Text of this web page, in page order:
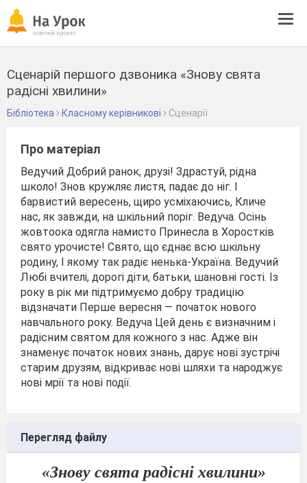
Сценарій першого дзвоника «Знову свята
радісні хвилини»
Бібліотека Класному керівникові Сценарії
Про матеріал
Ведучий Добрий ранок, друзі! Здрастуй, рідна
школо! Знов кружляє листя, падає до ніг. І
барвистий вересень, щиро усміхаючись, Кличе
нас, як завжди, на шкільний поріг. Ведуча. Осінь
жовтоока одягла намисто Принесла в Хоростків
свято урочисте! Свято, що єднає всю шкільну
родину, І якому так радіє ненька-Україна. Ведучий
Любі вчителі, дорогі діти, батьки, шановні гості. Із
року в рік ми підтримуємо добру традицію
відзначати Перше вересня — початок нового
навчального року. Ведуча Цей день є визначним і
радісним святом для кожного з нас. Адже він
знаменує початок нових знань, дарує нові зустрічі
старим друзям, відкриває нові шляхи та народжує
нові мрії та нові події.
Перегляд файлу
«Знову свята радісні хвилини»